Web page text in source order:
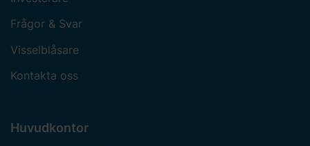
Frågor & Svar
Visselblåsare
Kontakta oss
Huvudkontor